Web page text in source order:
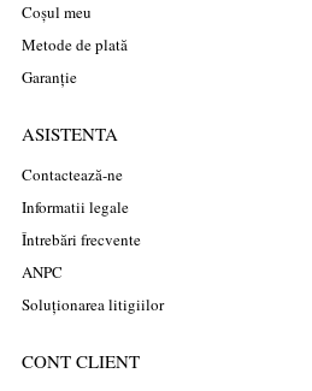
Coșul meu
Metode de plată
Garanție
ASISTENTA
Contactează-ne
Informatii legale
Întrebări frecvente
ANPC
Soluționarea litigiilor
CONT CLIENT